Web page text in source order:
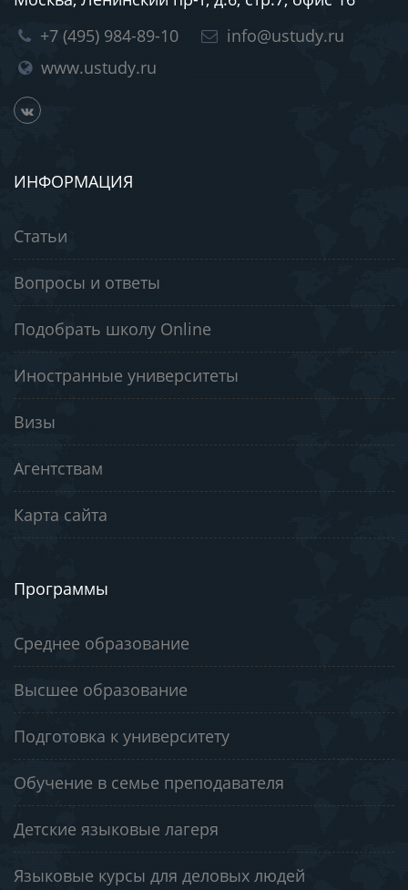
+7 (495) 984-89-10
info@ustudy.ru
www.ustudy.ru
ИНФОРМАЦИЯ
Статьи
Вопросы и ответы
Подобрать школу Online
Иностранные университеты
Визы
Агентствам
Карта сайта
Программы
Среднее образование
Высшее образование
Подготовка к университету
Обучение в семье преподавателя
Детские языковые лагеря
Языковые курсы для деловых людей